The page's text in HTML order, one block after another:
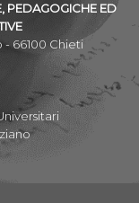
PEDAGOGICHE ED
- 66100 Chieti